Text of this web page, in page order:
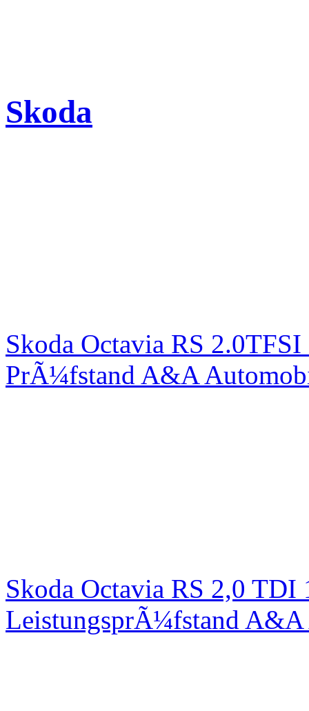
Skoda
Skoda Octavia RS
PrÃ¼fstand A&A
Skoda Octavia RS 2,0
LeistungsprÃ¼fstand